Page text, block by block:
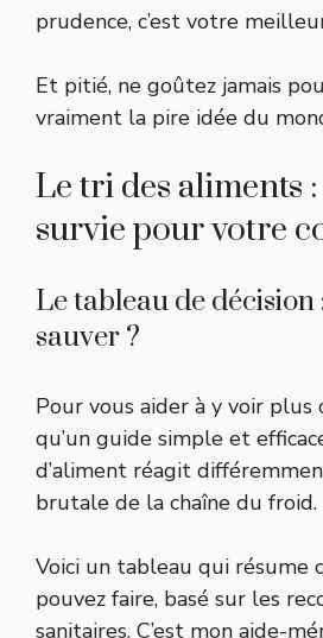
prudence, c’est votre
Et pitié, ne goûtez jamais
vraiment la pire idée du
Le tri des aliments
survie pour votre
Le tableau de décision
sauver ?
Pour vous aider à y voir
qu’un guide simple et
d’aliment réagit
brutale de la chaîne du froid.
Voici un tableau qui résume
pouvez faire, basé sur les
sanitaires. C’est mon aide-